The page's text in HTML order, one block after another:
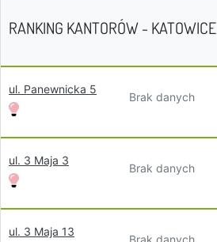
RANKING KANTORÓW - KATOWICE
ul. Panewnicka 5
Brak danych
ul. 3 Maja 3
Brak danych
ul. 3 Maja 13
Brak danych